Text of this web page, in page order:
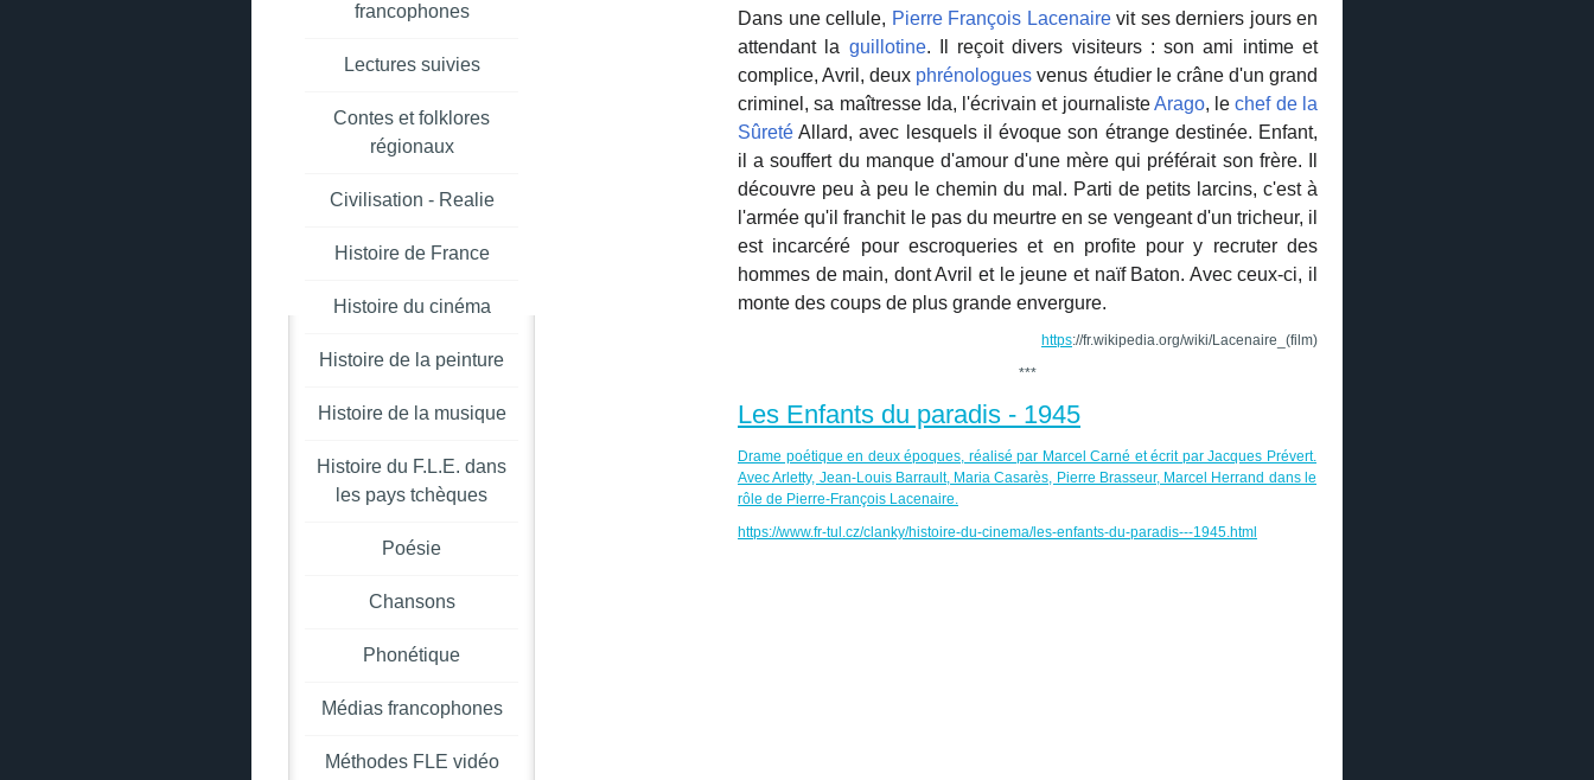
Dans une cellule, Pierre François Lacenairevit ses derniers jours en
attendant la guillotine. Il reçoit divers visiteurs : son ami intime et
complice, Avril, deux phrénologues venus étudier le crâne d'un grand
criminel, sa maîtresse Ida, l'écrivain et journalisteArago, lechef de la
Sûreté Allard, avec lesquels il évoque son étrange destinée. Enfant,
il a souffert du manque d'amour d'une mère qui préférait son frère. Il
découvre peu à peu le chemin du mal. Parti de petits larcins, c'est à
l'armée qu'il franchit le pas du meurtre en se vengeant d'un tricheur, il
est incarcéré pour escroqueries et en profite pour y recruter des
hommes de main, dont Avril et le jeune et naïf Baton. Avec ceux-ci, il
monte des coups de plus grande envergure.
https://fr.wikipedia.org/wiki/Lacenaire_(film)
***
Les Enfants du paradis - 1945
Drame poétique en deux époques, réalisé par Marcel Carné et écrit par Jacques Prévert.
Avec Arletty, Jean-Louis Barrault, Maria Casarès, Pierre Brasseur, Marcel Herrand dans le
rôle de Pierre-François Lacenaire.
https://www.fr-tul.cz/clanky/histoire-du-cinema/les-enfants-du-paradis---1945.html
francophones
Lectures suivies
Contes et folklores
régionaux
Civilisation - Realie
Histoire de France
Histoire du cinéma
Histoire de la peinture
Histoire de la musique
Histoire du F.L.E. dans
les pays tchèques
Poésie
Chansons
Phonétique
Médias francophones
Méthodes FLE vidéo